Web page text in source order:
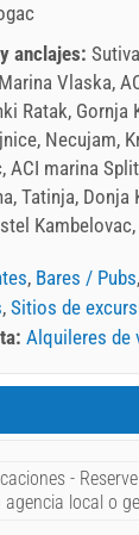
anclajes:
Vlaska,
Ratak,
Necujam,
ACI marina
Tatinja, Donja
, Bares / Pubs,
, Sitios de
Alquileres de
del
VIERNES
Croacia Isla de
-
local o